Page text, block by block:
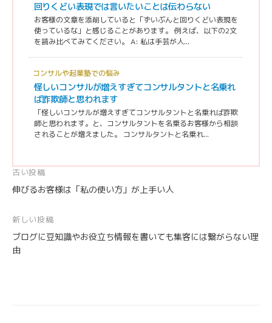
回りくどい表現では言いたいことは伝わらない
お客様の文章を添削していると「ずいぶんと回りくどい表現を
使っているな」と感じることがあります。 例えば、以下の2文
を読み比べてみてください。 A: 私は手芸が人...
コンサルや起業塾での悩み
怪しいコンサルが増えすぎてコンサルタントと名乗れ
ば詐欺師と思われます
「怪しいコンサルが増えすぎてコンサルタントと名乗れば詐欺
師と思われます。と、コンサルタントを名乗るお客様から相談
されることが増えました。 コンサルタントと名乗れ...
投
稿
ナ
ビ
ゲ
古い投稿
伸びるお客様は「私の使い方」が上手い人
新しい投稿
ブログに豆知識やお役立ち情報を書いても集客には繋がらない理
由